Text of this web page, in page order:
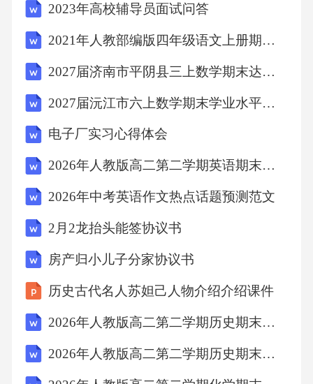
（1）甲方有权要求乙方按照本协议约定的分割
付成果进行检验，确保其符合协议要求。
（2）甲方应按照本协议约定及时足额支付对
（3）甲方有权要求乙方提供与XX项目地块相
关的全部文件及资料，包括但不限于土地证、
规划许可证、工程图纸等。
（4）甲方应遵守国家相关法律法规，合理利用
分割后的土地权益，不得从事违法建设或改变
土地用途。
（5）甲方应按照本协议约定承担分割过程中产
2023年高校辅导员面试问答
2021年人教部编版四年级语文上册期中考试卷()
2027届济南市平阴县三上数学期末达标检测模拟试题含解析
2027届沅江市六上数学期末学业水平测试试题含解析
电子厂实习心得体会
2026年人教版高二第二学期英语期末教学质量抽检卷（附答案可下载）
2026年中考英语作文热点话题预测范文
2月2龙抬头能签协议书
房产归小儿子分家协议书
历史古代名人苏妲己人物介绍介绍课件
2026年人教版高二第二学期历史期末重点高中联考试卷（附答案可下载）
2026年人教版高二第二学期历史期末世界史专项测试卷（附答案可下载）